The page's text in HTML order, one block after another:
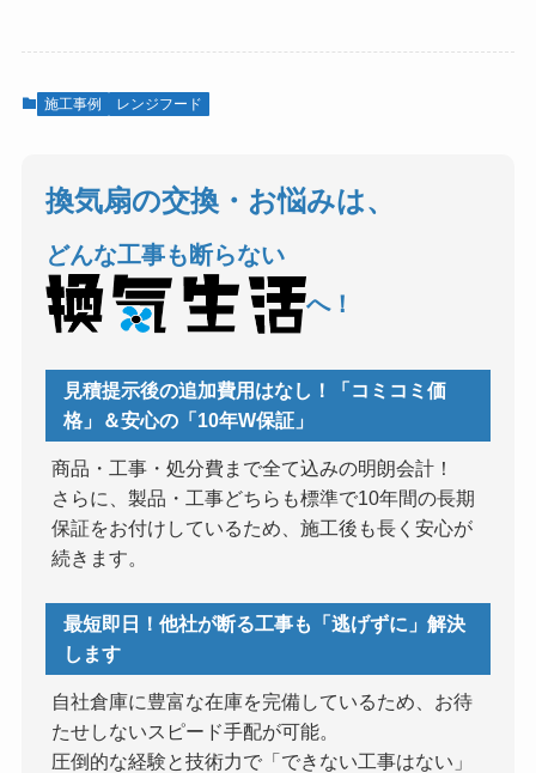
施工事例 レンジフード
換気扇の交換・お悩みは、
どんな工事も断らない
へ！
見積提示後の追加費用はなし！「コミコミ価
格」＆安心の「10年W保証」
商品・工事・処分費まで全て込みの明朗会計！
さらに、製品・工事どちらも標準で10年間の長期
保証をお付けしているため、施工後も長く安心が
続きます。
最短即日！他社が断る工事も「逃げずに」解決
します
自社倉庫に豊富な在庫を完備しているため、お待
たせしないスピード手配が可能。
圧倒的な経験と技術力で「できない工事はない」